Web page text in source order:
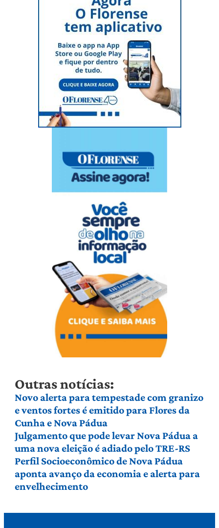
Outras notícias:
Novo alerta para tempestade com granizo
e ventos fortes é emitido para Flores da
Cunha e Nova Pádua
Julgamento que pode levar Nova Pádua a
uma nova eleição é adiado pelo TRE-RS
Perfil Socioeconômico de Nova Pádua
aponta avanço da economia e alerta para
envelhecimento